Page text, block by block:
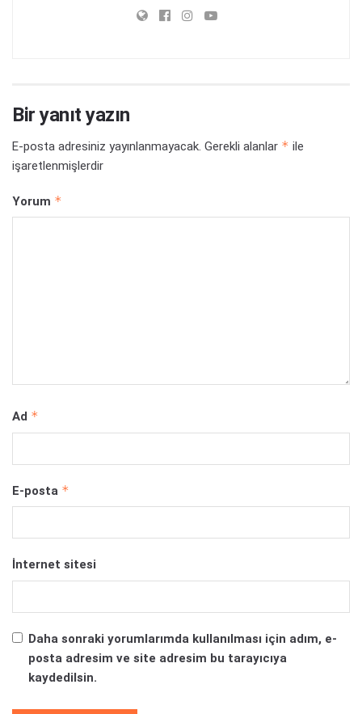
Bir yanıt yazın
E-posta adresiniz yayınlanmayacak. Gerekli alanlar * ile
işaretlenmişlerdir
Yorum *
Ad *
E-posta *
İnternet sitesi
Daha sonraki yorumlarımda kullanılması için adım, e-
posta adresim ve site adresim bu tarayıcıya
kaydedilsin.